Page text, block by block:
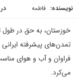
نویسنده: فاطمه
خوزستان، به حق در طول
تمدن‌های پیشرفته
فراوان و آب و هوای
می‌کرد.